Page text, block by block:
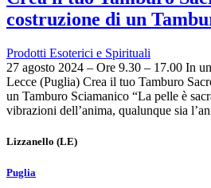
costruzione di un
Prodotti Esoterici e Spirituali
27 agosto 2024 – Ore 9.30 – 17.00 In
Lecce (Puglia) Crea il tuo Tamburo
un Tamburo Sciamanico “La pelle è
vibrazioni dell’anima, qualunque sia
Lizzanello (LE)
Puglia